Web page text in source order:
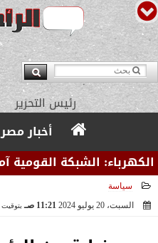
مدير التحرير
أخبار مصر
الشبكة القومية آمنة
سياسة
السبت، 20 يوليو 2024
11:21 صـ بتوقيت